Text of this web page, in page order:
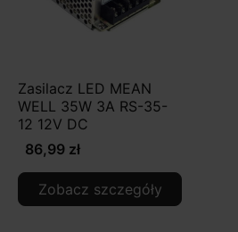
Zasilacz LED MEAN
WELL 35W 3A RS-35-
12 12V DC
86,99 zł
Zobacz szczegóły